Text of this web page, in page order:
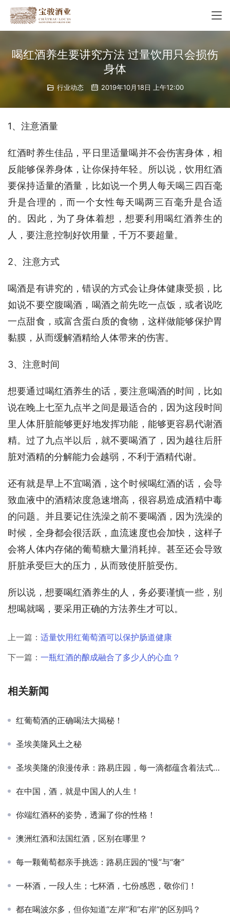
喝红酒养生要讲究方法 过量饮用只会损伤
身体
行业动态 2019年10月18日 上午12:00
1、注意酒量
红酒时养生佳品，平日里适量喝并不会伤害身体，相
反能够保养身体，让你保持年轻。所以说，饮用红酒
要保持适量的酒量，比如说一个男人每天喝三四百毫
升是合理的，而一个女性每天喝两三百毫升是合适
的。因此，为了身体着想，想要利用喝红酒养生的
人，要注意控制好饮用量，千万不要超量。
2、注意方式
喝酒是有讲究的，错误的方式会让身体健康受损，比
如说不要空腹喝酒，喝酒之前先吃一点饭，或者说吃
一点甜食，或富含蛋白质的食物，这样做能够保护胃
黏膜，从而缓解酒精给人体带来的伤害。
3、注意时间
想要通过喝红酒养生的话，要注意喝酒的时间，比如
说在晚上七至九点半之间是最适合的，因为这段时间
里人体肝脏能够更好地发挥功能，能够更容易代谢酒
精。过了九点半以后，就不要喝酒了，因为越往后肝
脏对酒精的分解能力会越弱，不利于酒精代谢。
还有就是早上不宜喝酒，这个时候喝红酒的话，会导
致血液中的酒精浓度急速增高，很容易造成酒精中毒
的问题。并且要记住洗澡之前不要喝酒，因为洗澡的
时候，全身都会很活跃，血流速度也会加快，这样子
会将人体内存储的葡萄糖大量消耗掉。甚至还会导致
肝脏承受巨大的压力，从而致使肝脏受伤。
所以说，想要喝红酒养生的人，务必要谨慎一些，别
想喝就喝，要采用正确的方法养生才可以。
上一篇： 适量饮用红葡萄酒可以保护肠道健康
下一篇： 一瓶红酒的酿成融合了多少人的心血？
相关新闻
红葡萄酒的正确喝法大揭秘！
圣埃美隆风土之秘
圣埃美隆的浪漫传承：路易庄园，每一滴都蕴含着法式优雅！
在中国，酒，就是中国人的人生！
你端红酒杯的姿势，透漏了你的性格！
澳洲红酒和法国红酒，区别在哪里？
每一颗葡萄都亲手挑选：路易庄园的“慢”与“奢”
一杯酒，一段人生；七杯酒，七份感恩，敬你们！
都在喝波尔多，但你知道“左岸”和“右岸”的区别吗？